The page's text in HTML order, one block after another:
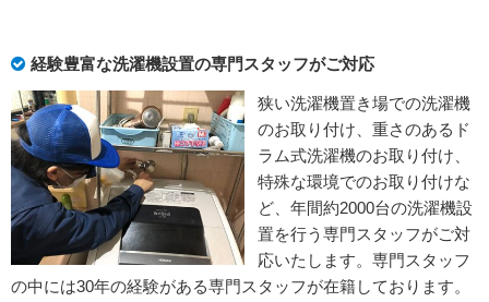
経験豊富な洗濯機設置の専門スタッフがご対応
狭い洗濯機置き場での洗濯機
のお取り付け、重さのあるド
ラム式洗濯機のお取り付け、
特殊な環境でのお取り付けな
ど、年間約2000台の洗濯機設
置を行う専門スタッフがご対
応いたします。専門スタッフ
の中には30年の経験がある専門スタッフが在籍しております。